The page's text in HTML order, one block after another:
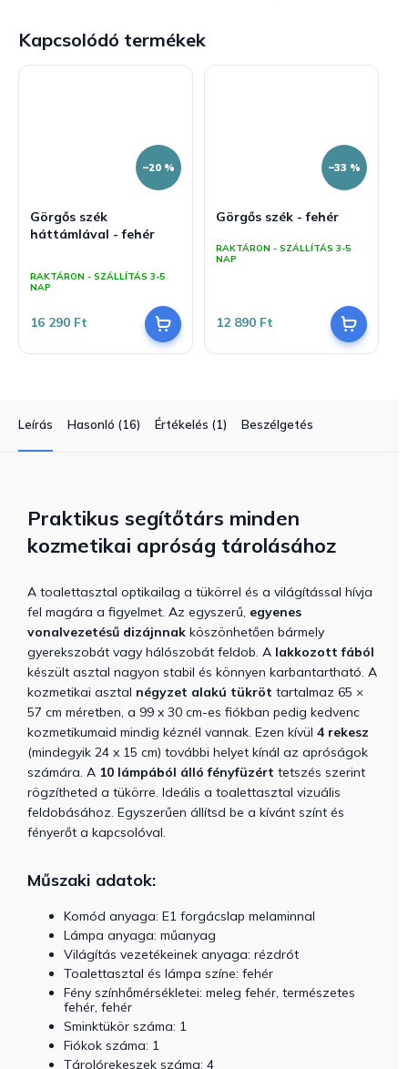
Kapcsolódó termékek
–20 %
Görgős szék
háttámlával - fehér
termék
átlagos
5-
ből
RAKTÁRON - SZÁLLÍTÁS 3-5
NAP
16 290 Ft
–33 %
Görgős szék - fehér
RAKTÁRON - SZÁLLÍTÁS 3-5
NAP
12 890 Ft
Leírás Hasonló (16) Értékelés (1) Beszélgetés
Praktikus segítőtárs minden
kozmetikai apróság tárolásához
A toalettasztal optikailag a tükörrel és a világítással hívja
fel magára a figyelmet. Az egyszerű, egyenes
vonalvezetésű dizájnnak köszönhetően bármely
gyerekszobát vagy hálószobát feldob. A lakkozott fából
készült asztal nagyon stabil és könnyen karbantartható. A
kozmetikai asztal négyzet alakú tükröt tartalmaz 65 ×
57 cm méretben, a 99 x 30 cm-es fiókban pedig kedvenc
kozmetikumaid mindig kéznél vannak. Ezen kívül 4 rekesz
(mindegyik 24 x 15 cm) további helyet kínál az apróságok
számára. A 10 lámpából álló fényfüzért tetszés szerint
rögzítheted a tükörre. Ideális a toalettasztal vizuális
feldobásához. Egyszerűen állítsd be a kívánt színt és
fényerőt a kapcsolóval.
Műszaki adatok:
Komód anyaga: E1 forgácslap melaminnal
Lámpa anyaga: műanyag
Világítás vezetékeinek anyaga: rézdrót
Toalettasztal és lámpa színe: fehér
Fény színhőmérsékletei: meleg fehér, természetes
fehér, fehér
Sminktükör száma: 1
Fiókok száma: 1
Tárolórekeszek száma: 4